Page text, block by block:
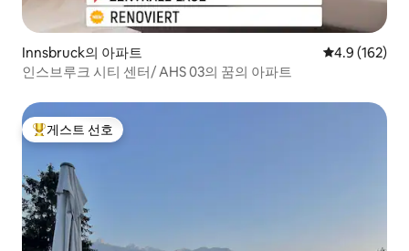
Innsbruck의 아파트 평점 4.9점(5
4.9 (162)
인스브루크 시티 센터/ AHS 03의 꿈의 아파트
상위 게스트 선호
게스트 선호